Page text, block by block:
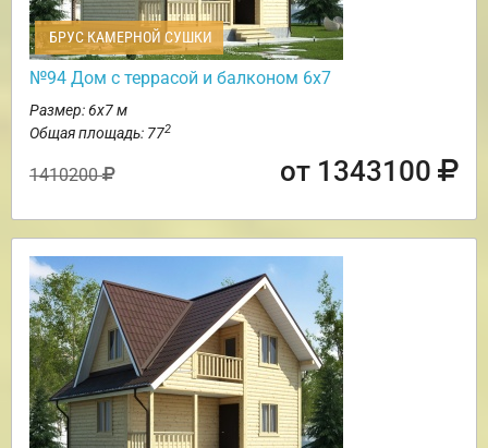
БРУС КАМЕРНОЙ СУШКИ
№94 Дом с террасой и балконом 6х7
Размер: 6х7 м
Общая площадь: 772
1410200 от 1343100